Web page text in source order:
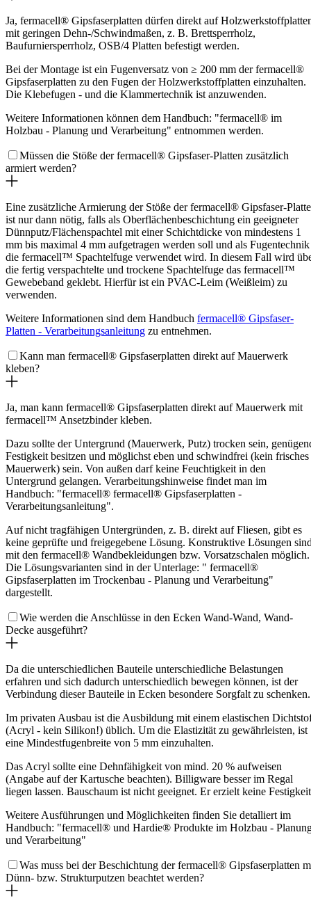
Ja, fermacell® Gipsfaserplatten dürfen direkt auf
mit geringen Dehn-/Schwindmaßen, z. B. Brettsperrholz,
Baufurniersperrholz, OSB/4 Platten befestigt werden.
Bei der Montage ist ein Fugenversatz von ≥ 200 mm der fermacell®
Gipsfaserplatten zu den Fugen der Holzwerkstoffplatten einzuhalten.
Die Klebefugen - und die Klammertechnik ist anzuwenden.
Weitere Informationen können dem Handbuch: "fermacell® im
Holzbau - Planung und Verarbeitung" entnommen werden.
Müssen die Stöße der fermacell® Gipsfaser-Platten zusätzlich
armiert werden?
Eine zusätzliche Armierung der Stöße der fermacell® Gipsfaser-
ist nur dann nötig, falls als Oberflächenbeschichtung ein geeigneter
Dünnputz/Flächenspachtel mit einer Schichtdicke von mindestens 1
mm bis maximal 4 mm aufgetragen werden soll und als Fugentechnik
die fermacell™ Spachtelfuge verwendet wird. In diesem Fall wird
die fertig verspachtelte und trockene Spachtelfuge das fermacell™
Gewebeband geklebt. Hierfür ist ein PVAC-Leim (Weißleim) zu
verwenden.
Weitere Informationen sind dem Handbuch fermacell® Gipsfaser-
Platten - Verarbeitungsanleitung zu entnehmen.
Kann man fermacell® Gipsfaserplatten direkt auf Mauerwerk
kleben?
Ja, man kann fermacell® Gipsfaserplatten direkt auf Mauerwerk mit
fermacell™ Ansetzbinder kleben.
Dazu sollte der Untergrund (Mauerwerk, Putz) trocken sein,
Festigkeit besitzen und möglichst eben und schwindfrei (kein frisches
Mauerwerk) sein. Von außen darf keine Feuchtigkeit in den
Untergrund gelangen. Verarbeitungshinweise findet man im
Handbuch: "fermacell® fermacell® Gipsfaserplatten -
Verarbeitungsanleitung".
Auf nicht tragfähigen Untergründen, z. B. direkt auf Fliesen, gibt es
keine geprüfte und freigegebene Lösung. Konstruktive Lösungen
mit den fermacell® Wandbekleidungen bzw. Vorsatzschalen möglich.
Die Lösungsvarianten sind in der Unterlage: " fermacell®
Gipsfaserplatten im Trockenbau - Planung und Verarbeitung"
dargestellt.
Wie werden die Anschlüsse in den Ecken Wand-Wand, Wand-
Decke ausgeführt?
Da die unterschiedlichen Bauteile unterschiedliche Belastungen
erfahren und sich dadurch unterschiedlich bewegen können, ist der
Verbindung dieser Bauteile in Ecken besondere Sorgfalt zu schenken.
Im privaten Ausbau ist die Ausbildung mit einem elastischen
(Acryl - kein Silikon!) üblich. Um die Elastizität zu gewährleisten, ist
eine Mindestfugenbreite von 5 mm einzuhalten.
Das Acryl sollte eine Dehnfähigkeit von mind. 20 % aufweisen
(Angabe auf der Kartusche beachten). Billigware besser im Regal
liegen lassen. Bauschaum ist nicht geeignet. Er erzielt keine
Weitere Ausführungen und Möglichkeiten finden Sie detalliert im
Handbuch: "fermacell® und Hardie® Produkte im Holzbau -
und Verarbeitung"
Was muss bei der Beschichtung der fermacell® Gipsfaserplatten
Dünn- bzw. Strukturputzen beachtet werden?